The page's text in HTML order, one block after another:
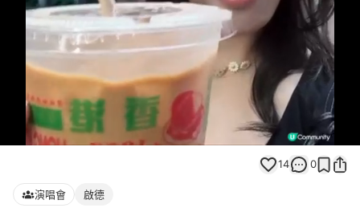
70.79%
Unmute
14 0
演唱會 啟德